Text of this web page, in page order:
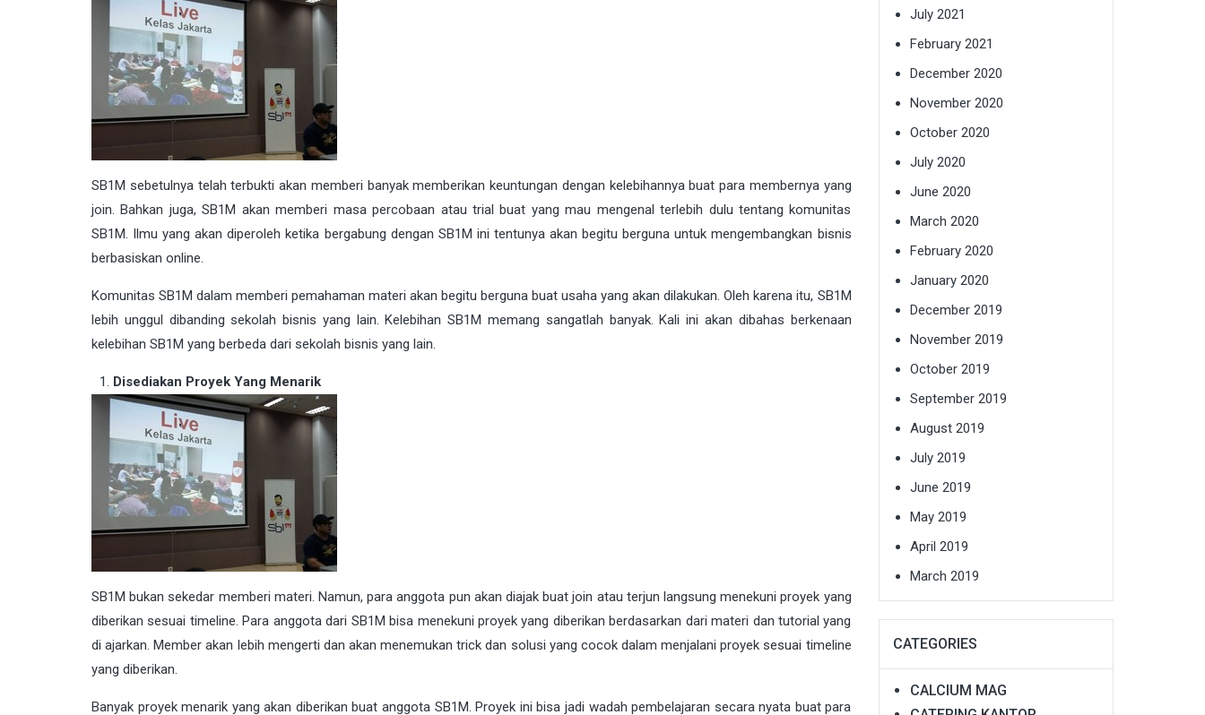
SB1M sebetulnya telah terbukti akan memberi banyak memberikan keuntungan dengan kelebihannya buat para membernya yang
join. Bahkan juga, SB1M akan memberi masa percobaan atau trial buat yang mau mengenal terlebih dulu tentang komunitas
SB1M. Ilmu yang akan diperoleh ketika bergabung dengan SB1M ini tentunya akan begitu berguna untuk mengembangkan bisnis
berbasiskan online.
Komunitas SB1M dalam memberi pemahaman materi akan begitu berguna buat usaha yang akan dilakukan. Oleh karena itu, SB1M
lebih unggul dibanding sekolah bisnis yang lain. Kelebihan SB1M memang sangatlah banyak. Kali ini akan dibahas berkenaan
kelebihan SB1M yang berbeda dari sekolah bisnis yang lain.
Disediakan Proyek Yang Menarik
SB1M bukan sekedar memberi materi. Namun, para anggota pun akan diajak buat join atau terjun langsung menekuni proyek yang
diberikan sesuai timeline. Para anggota dari SB1M bisa menekuni proyek yang diberikan berdasarkan dari materi dan tutorial yang
di ajarkan. Member akan lebih mengerti dan akan menemukan trick dan solusi yang cocok dalam menjalani proyek sesuai timeline
yang diberikan.
Banyak proyek menarik yang akan diberikan buat anggota SB1M. Proyek ini bisa jadi wadah pembelajaran secara nyata buat para
July 2021
February 2021
December 2020
November 2020
October 2020
July 2020
June 2020
March 2020
February 2020
January 2020
December 2019
November 2019
October 2019
September 2019
August 2019
July 2019
June 2019
May 2019
April 2019
March 2019
CATEGORIES
CALCIUM MAG